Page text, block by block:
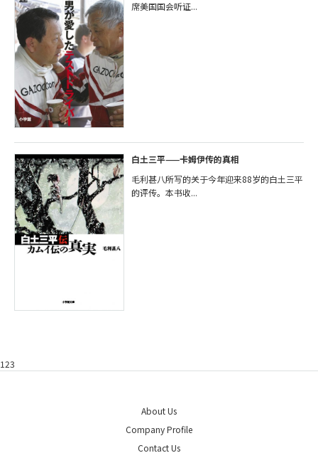
席美国国会听证...
白土三平——卡姆伊传的真相
毛利甚八所写的关于今年迎来88岁的白土三平
的评传。本书收...
123
About Us
Company Profile
Contact Us